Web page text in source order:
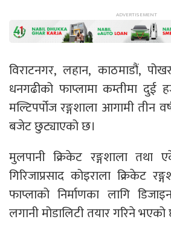
विराटनगर, लहान, काठमाडौं,
धनगढीको फाप्लामा कम्तीमा दुई
मल्टिपर्पोज रङ्गशाला आगामी तीन
बजेट छुट्याएको छ।
मुलपानी क्रिकेट रङ्गशाला तथा
गिरिजाप्रसाद कोइराला क्रिकेट
फाप्लाको निर्माणका लागि
लगानी मोडालिटी तयार गरिने भएको